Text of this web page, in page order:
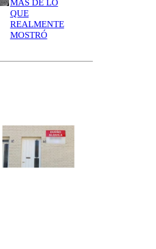
MÁS DE LO
QUE
REALMENTE
MOSTRÓ